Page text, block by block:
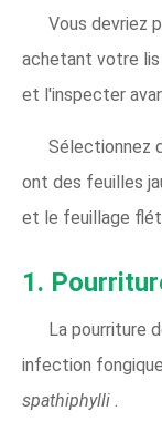
Vous devriez
achetant votre lis
et l'inspecter
Sélectionnez
ont des feuilles
et le feuillage
1.
La pourriture
infection
spathiphylli